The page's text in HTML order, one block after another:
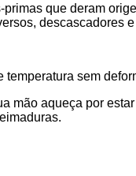
que deram
descascadores
sem
mão aqueça por